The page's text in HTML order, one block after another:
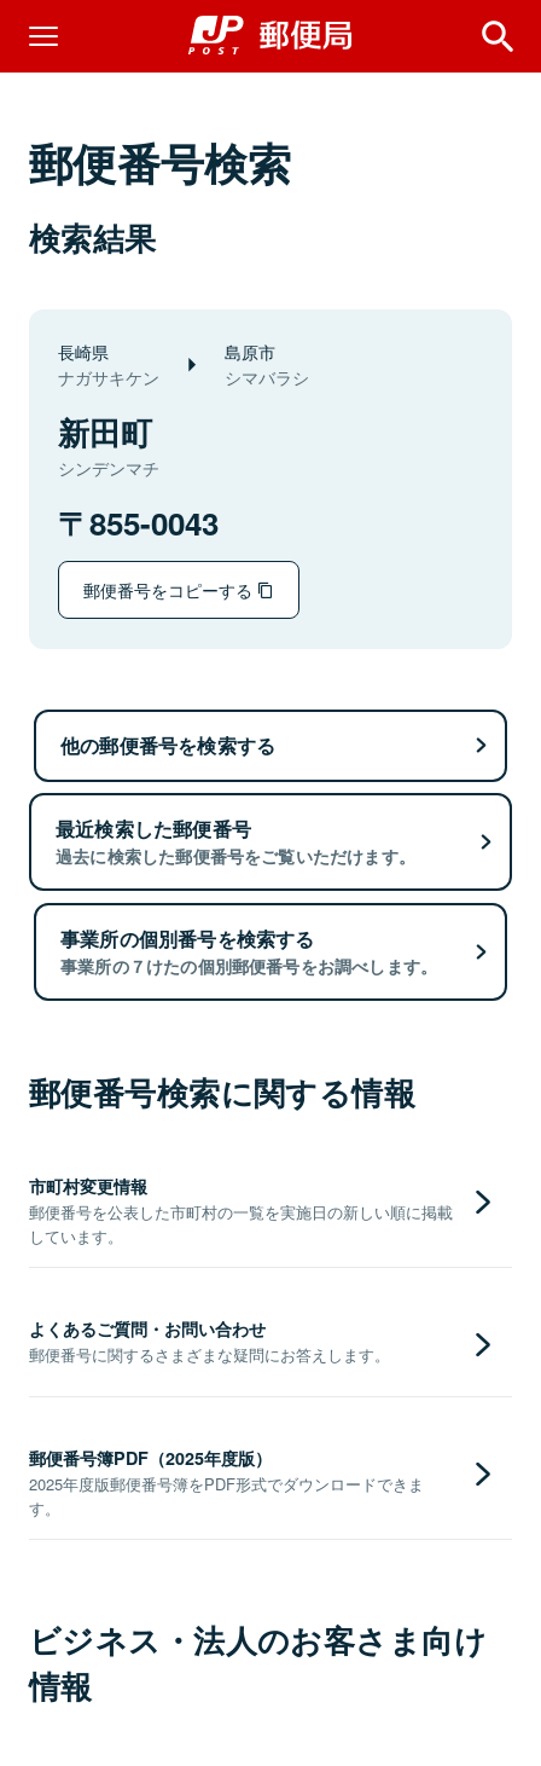
郵便番号検索
検索結果
長崎県
ナガサキケン
島原市
シマバラシ
新田町
シンデンマチ
855-0043
郵便番号をコピーする
他の郵便番号を検索する
最近検索した郵便番号
過去に検索した郵便番号をご覧いただけます。
事業所の個別番号を検索する
事業所の７けたの個別郵便番号をお調べします。
郵便番号検索に関する情報
市町村変更情報
郵便番号を公表した市町村の一覧を実施日の新しい順に掲載
しています。
よくあるご質問・お問い合わせ
郵便番号に関するさまざまな疑問にお答えします。
郵便番号簿PDF（2025年度版）
2025年度版郵便番号簿をPDF形式でダウンロードできま
す。
ビジネス・法人のお客さま向け
情報